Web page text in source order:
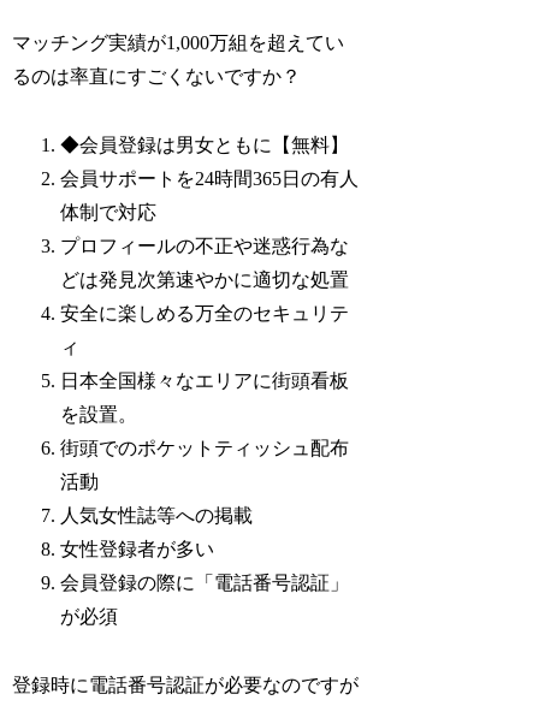
マッチング実績が1,000万組を超えてい
るのは率直にすごくないですか？
◆会員登録は男女ともに【無料】
会員サポートを24時間365日の有人
体制で対応
プロフィールの不正や迷惑行為な
どは発見次第速やかに適切な処置
安全に楽しめる万全のセキュリテ
ィ
日本全国様々なエリアに街頭看板
を設置。
街頭でのポケットティッシュ配布
活動
人気女性誌等への掲載
女性登録者が多い
会員登録の際に「電話番号認証」
が必須
登録時に電話番号認証が必要なのですが